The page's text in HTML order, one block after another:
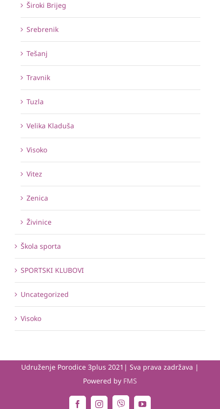
Široki Brijeg
Srebrenik
Tešanj
Travnik
Tuzla
Velika Kladuša
Visoko
Vitez
Zenica
Živinice
Škola sporta
SPORTSKI KLUBOVI
Uncategorized
Visoko
Udruženje Porodice 3plus 2021| Sva prava zadržava |
Powered by FMS
Viber